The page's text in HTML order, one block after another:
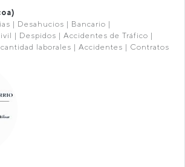
| Desahucios | Bancario |
| Despidos | Accidentes de Tráfico |
laborales | Accidentes | Contratos